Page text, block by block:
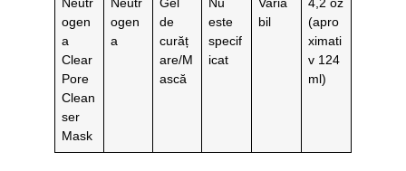
ogen
a
Clear
Pore
Clean
ser
Mask
ogen
a
de
curăț
are/M
ască
este
specif
icat
bil
(apro
ximati
v 124
ml)